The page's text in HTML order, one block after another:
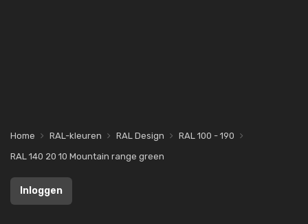
Home RAL-kleuren RAL Design
RAL 100 - 190
RAL 140 20 10 Mountain range green
Inloggen